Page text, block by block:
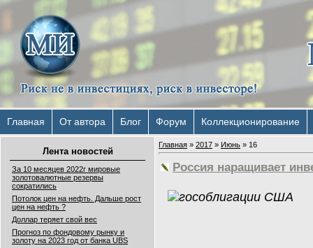
Главная От автора Блог Форум Коллекционирование
Лента новостей
За 10 месяцев 2022г мировые
золотовалютные резервы
сократились
Потолок цен на нефть. Дальше рост
цен на нефть ?
Доллар теряет свой вес
Прогноз по фондовому рынку и
золоту на 2023 год от банка UBS
Главная » 2017 » Июнь » 16
Россия наращивает